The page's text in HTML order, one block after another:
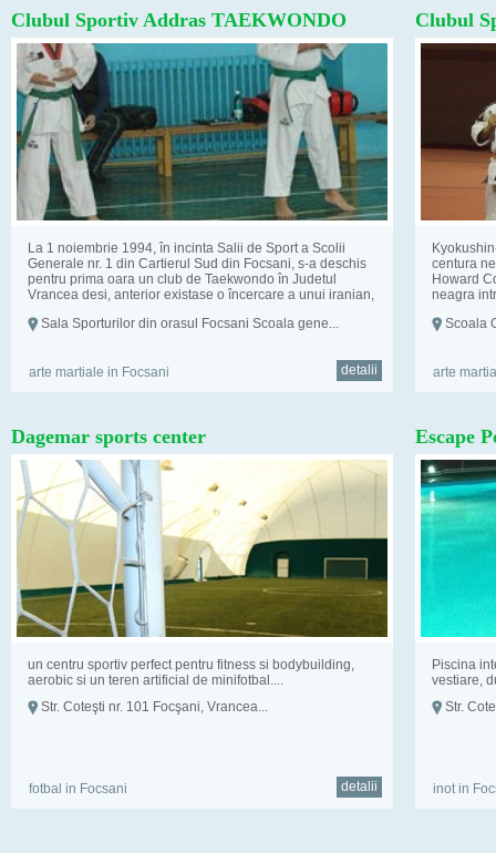
Clubul Sportiv Addras TAEKWONDO
La 1 noiembrie 1994, în incinta Salii de Sport a Scolii
Generale nr. 1 din Cartierul Sud din Focsani, s-a deschis
pentru prima oara un club de Taekwondo în Judetul
Vrancea desi, anterior existase o încercare a unui iranian,
Sala Sporturilor din orasul Focsani Scoala gene...
arte martiale in Focsani detalii
Clubul
Focsani
centura
Howard
neagra
Scoala
arte
Dagemar sports center
un centru sportiv perfect pentru fitness si bodybuilding,
aerobic si un teren artificial de minifotbal....
Str. Coteşti nr. 101 Focşani, Vrancea...
fotbal in Focsani detalii
Escape
Piscina
vestiare,
Str.
inot in